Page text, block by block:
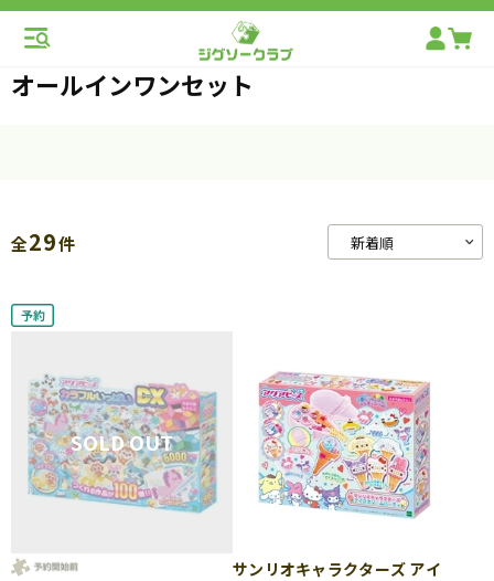
オールインワンセット
全29件
サンリオキャラクターズ アイ